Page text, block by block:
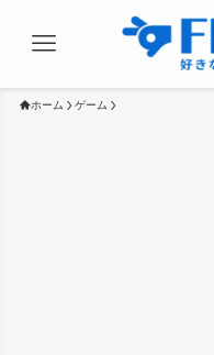
ホーム ゲーム